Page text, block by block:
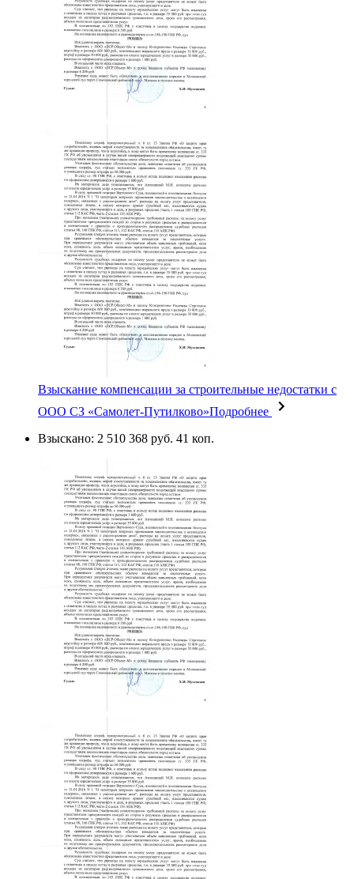
Взыскание компенсации за строительные недостатки с
ООО СЗ «Самолет-Путилково»Подробнее
Взыскано: 2 510 368 руб. 41 коп.